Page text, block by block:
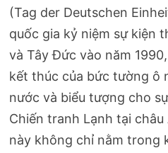
(Tag der Deutschen
quốc gia kỷ niệm sự kiện
và Tây Đức vào năm
kết thúc của bức tường ô
nước và biểu tượng cho
Chiến tranh Lạnh tại
này không chỉ nằm trong